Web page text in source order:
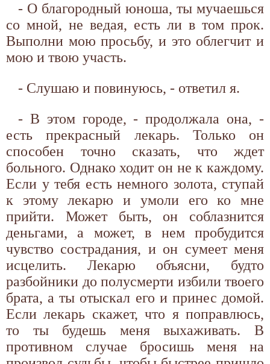
- О благородный юноша, ты мучаешься
со мной, не ведая, есть ли в том прок.
Выполни мою просьбу, и это облегчит и
мою и твою участь.
- Слушаю и повинуюсь, - ответил я.
- В этом городе, - продолжала она, -
есть прекрасный лекарь. Только он
способен точно сказать, что ждет
больного. Однако ходит он не к каждому.
Если у тебя есть немного золота, ступай
к этому лекарю и умоли его ко мне
прийти. Может быть, он соблазнится
деньгами, а может, в нем пробудится
чувство сострадания, и он сумеет меня
исцелить. Лекарю объясни, будто
разбойники до полусмерти избили твоего
брата, а ты отыскал его и принес домой.
Если лекарь скажет, что я поправлюсь,
то ты будешь меня выхаживать. В
противном случае бросишь меня на